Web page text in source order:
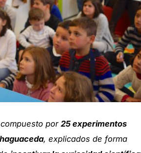
por 25 experimentos
, explicados de forma